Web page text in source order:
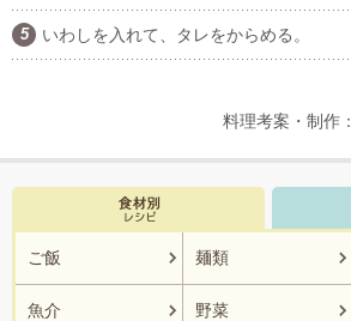
いわしを入れて、タレをからめる。
料理考案・制作：
ご飯 麺類
魚介 野菜